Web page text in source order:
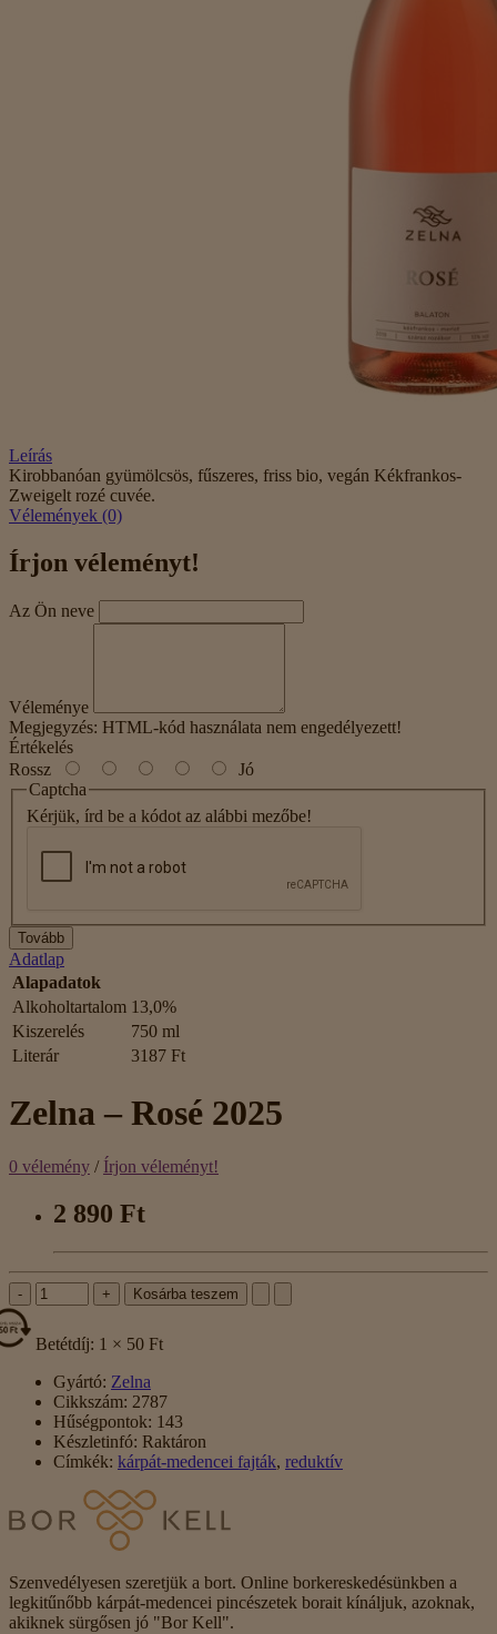
Leírás
Kirobbanóan gyümölcsös, fűszeres, friss bio, vegán Kékfrankos-
Zweigelt rozé cuvée.
Vélemények (0)
Írjon véleményt!
Az Ön neve
Véleménye
Megjegyzés: HTML-kód használata nem engedélyezett!
Értékelés
Rossz
Jó
Captcha
Kérjük, írd be a kódot az alábbi mezőbe!
Tovább
Adatlap
Alapadatok
Alkoholtartalom 13,0%
Kiszerelés
750 ml
Literár
3187 Ft
Zelna – Rosé 2025
0 vélemény / Írjon véleményt!
2 890 Ft
- + Kosárba teszem
Betétdíj: 1 × 50 Ft
Gyártó: Zelna
Cikkszám: 2787
Hűségpontok: 143
Készletinfó: Raktáron
Címkék: kárpát-medencei fajták, reduktív
Szenvedélyesen szeretjük a bort. Online borkereskedésünkben a
legkitűnőbb kárpát-medencei pincészetek borait kínáljuk, azoknak,
akiknek sürgősen jó "Bor Kell".